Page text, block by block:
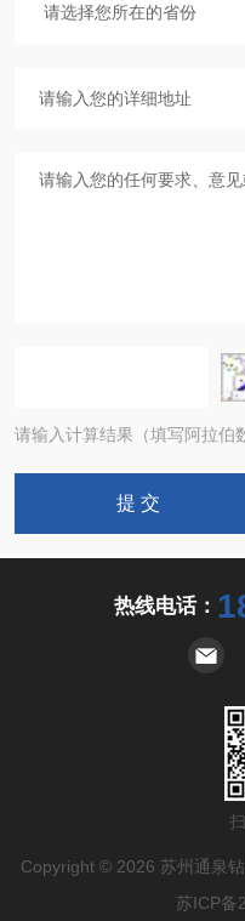
请输入计算结果（填写阿拉伯
热线电话：
Copyright © 2026 苏州通泉
苏ICP备